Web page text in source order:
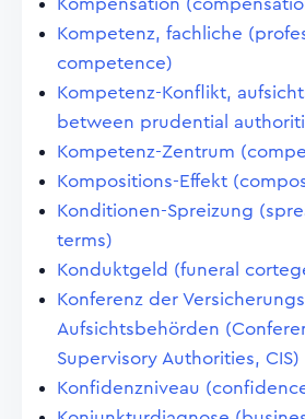
Kompensation
Kompetenz, fachliche
competence)
Kompetenz-Konflikt,
between prudential
Kompetenz-Zentrum
Kompositions-Effekt
Konditionen-Spreizung
terms)
Konduktgeld (funeral
Konferenz der
Aufsichtsbehörden
Supervisory Authorities, CIS)
Konfidenzniveau